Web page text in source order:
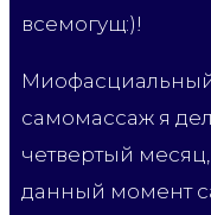
всемогущ:)!
самомассаж я
четвертый
данный момент